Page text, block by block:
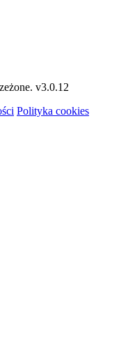
v3.0.12
Polityka cookies